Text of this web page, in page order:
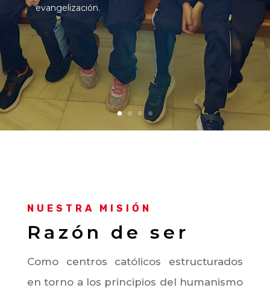
evangelización.
NUESTRA MISIÓN
Razón de ser
Como centros católicos estructurados
en torno a los principios del humanismo